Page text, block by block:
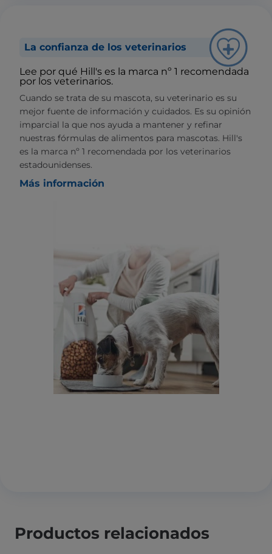
La confianza de los veterinarios
Lee por qué Hill's es la marca nº 1 recomendada
por los veterinarios.
Cuando se trata de su mascota, su veterinario es su
mejor fuente de información y cuidados. Es su opinión
imparcial la que nos ayuda a mantener y refinar
nuestras fórmulas de alimentos para mascotas. Hill's
es la marca nº 1 recomendada por los veterinarios
estadounidenses.
Más información
Productos relacionados